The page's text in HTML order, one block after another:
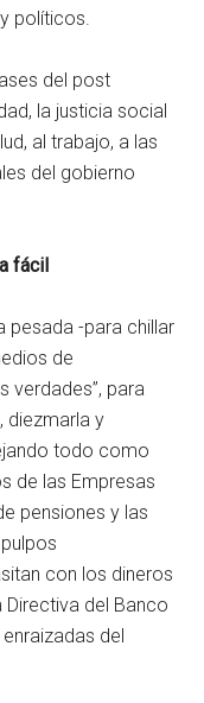
políticos.
del post
la justicia social
al trabajo, a las
del gobierno
fácil
pesada -para chillar
de
verdades”, para
diezmarla y
todo como
de las Empresas
pensiones y las
con los dineros
del Banco
del